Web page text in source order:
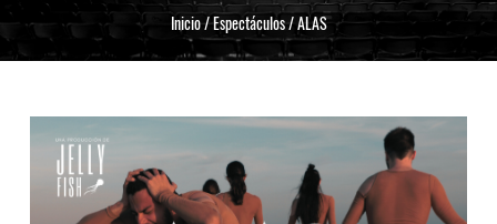
Inicio/Espectáculos/ALAS